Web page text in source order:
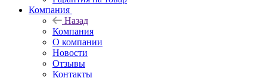
Компания
Назад
Компания
О компании
Новости
Отзывы
Контакты